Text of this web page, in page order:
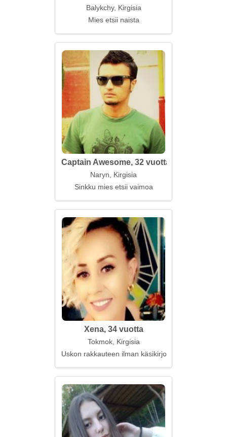
Balykchy, Kirgisia
Mies etsii naista
Captain Awesome, 32 vuotta
Naryn, Kirgisia
Sinkku mies etsii vaimoa
Xena, 34 vuotta
Tokmok, Kirgisia
Uskon rakkauteen ilman käsikirjoitusta